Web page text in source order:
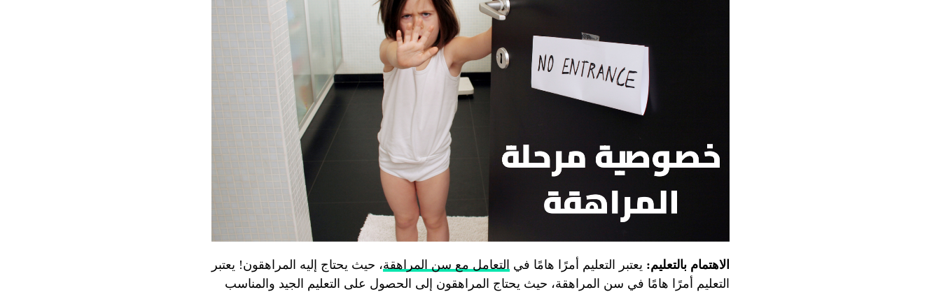
الاهتمام بالتعليم: يعتبر التعليم أمرًا هامًا في التعامل مع سن المراهقة، حيث يحتاج إليه المراهقون! يعتبر
التعليم أمرًا هامًا في سن المراهقة، حيث يحتاج المراهقون إلى الحصول على التعليم الجيد والمناسب